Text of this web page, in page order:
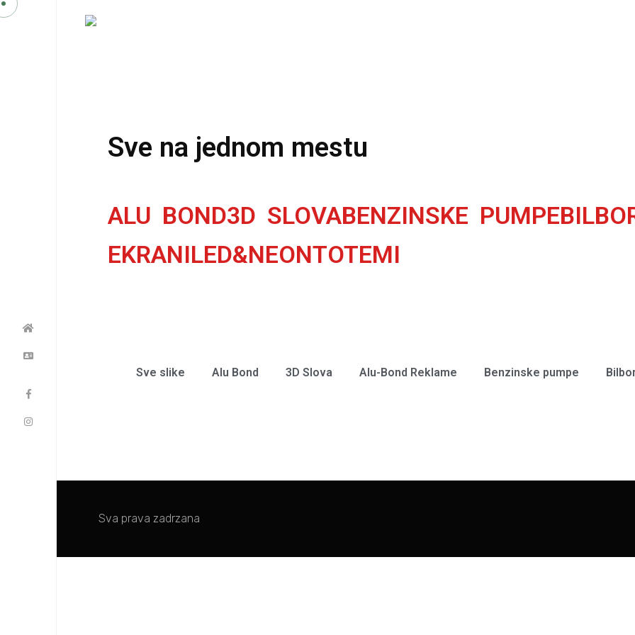
Sve na jednom mestu
ALU BOND3D SLOVABENZINSKE PUMPEBILBO
EKRANILED&NEONTOTEMI
Sve slike Alu Bond 3D Slova Alu-Bond Reklame Benzinske pumpe
Sva prava zadrzana